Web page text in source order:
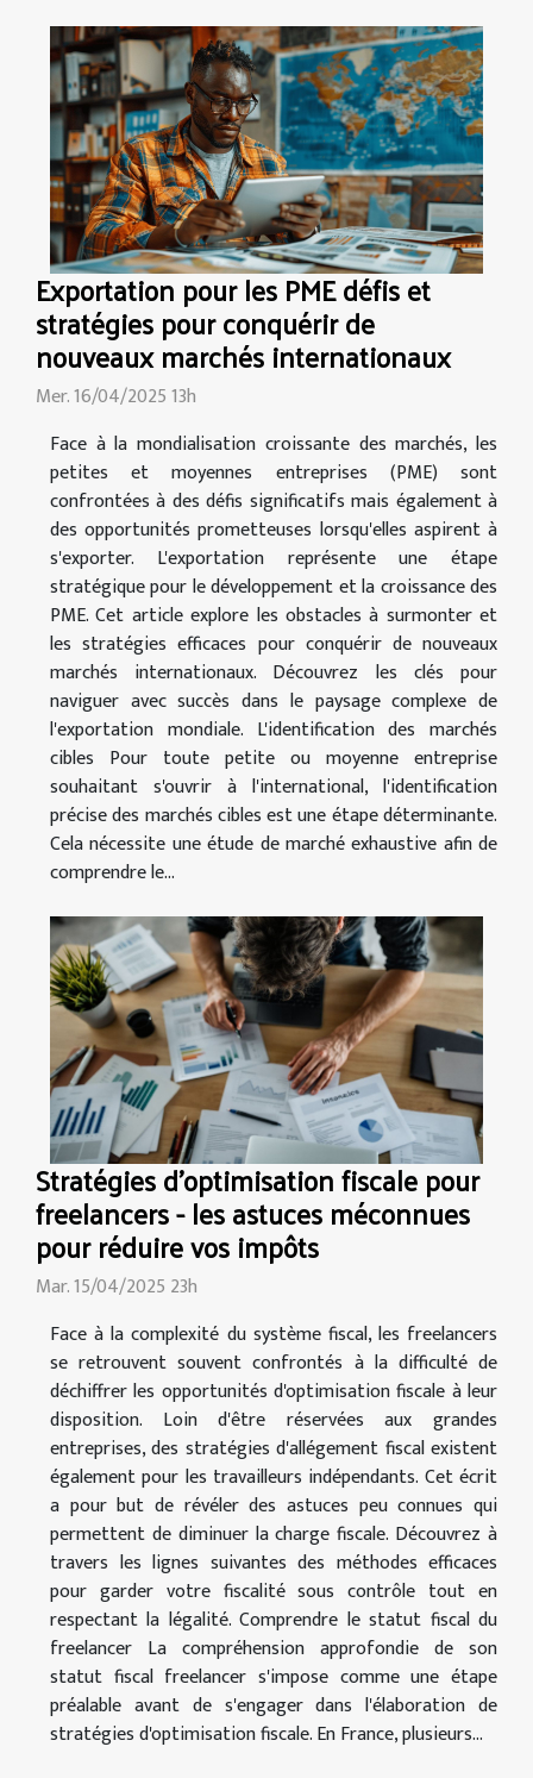
Exportation pour les PME défis et
stratégies pour conquérir de
nouveaux marchés internationaux
Mer. 16/04/2025 13h
Face à la mondialisation croissante des marchés, les
petites et moyennes entreprises (PME) sont
confrontées à des défis significatifs mais également à
des opportunités prometteuses lorsqu'elles aspirent à
s'exporter. L'exportation représente une étape
stratégique pour le développement et la croissance des
PME. Cet article explore les obstacles à surmonter et
les stratégies efficaces pour conquérir de nouveaux
marchés internationaux. Découvrez les clés pour
naviguer avec succès dans le paysage complexe de
l'exportation mondiale. L'identification des marchés
cibles Pour toute petite ou moyenne entreprise
souhaitant s'ouvrir à l'international, l'identification
précise des marchés cibles est une étape déterminante.
Cela nécessite une étude de marché exhaustive afin de
comprendre le...
Stratégies d'optimisation fiscale pour
freelancers - les astuces méconnues
pour réduire vos impôts
Mar. 15/04/2025 23h
Face à la complexité du système fiscal, les freelancers
se retrouvent souvent confrontés à la difficulté de
déchiffrer les opportunités d'optimisation fiscale à leur
disposition. Loin d'être réservées aux grandes
entreprises, des stratégies d'allégement fiscal existent
également pour les travailleurs indépendants. Cet écrit
a pour but de révéler des astuces peu connues qui
permettent de diminuer la charge fiscale. Découvrez à
travers les lignes suivantes des méthodes efficaces
pour garder votre fiscalité sous contrôle tout en
respectant la légalité. Comprendre le statut fiscal du
freelancer La compréhension approfondie de son
statut fiscal freelancer s'impose comme une étape
préalable avant de s'engager dans l'élaboration de
stratégies d'optimisation fiscale. En France, plusieurs...